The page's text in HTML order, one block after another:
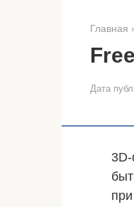
Главная
Дата